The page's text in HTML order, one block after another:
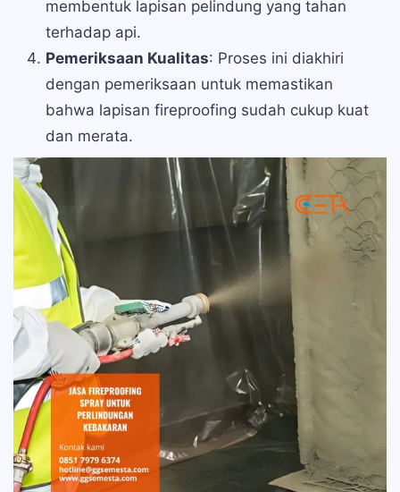
membentuk lapisan pelindung yang tahan
terhadap api.
Pemeriksaan Kualitas: Proses ini diakhiri
dengan pemeriksaan untuk memastikan
bahwa lapisan fireproofing sudah cukup kuat
dan merata.